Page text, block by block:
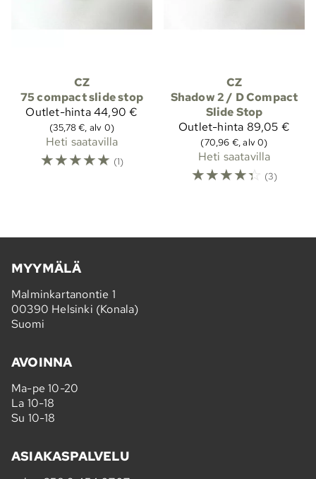
CZ
75 compact slide stop
Outlet-hinta44,90 €
(35,78 €, alv 0)
Heti saatavilla
☆☆☆☆☆ (1)
CZ
Shadow 2 / D Compact
Slide Stop
Outlet-hinta 89,05 €
(70,96 €, alv 0)
Heti saatavilla
☆☆☆☆☆ (3)
MYYMÄLÄ
Malminkartanontie 1
00390 Helsinki (Konala)
Suomi
AVOINNA
Ma-pe 10-20
La 10-18
Su 10-18
ASIAKASPALVELU